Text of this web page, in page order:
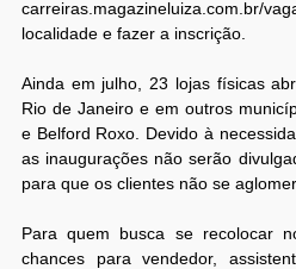
carreiras.magazineluiza.com.br/
localidade e fazer a inscrição.
Ainda em julho, 23 lojas físicas
Rio de Janeiro e em outros
e Belford Roxo. Devido à
as inaugurações não serão
para que os clientes não se
Para quem busca se recolocar
chances para vendedor,